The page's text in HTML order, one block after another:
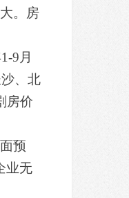
。房
9月
、北
房价
预
业无